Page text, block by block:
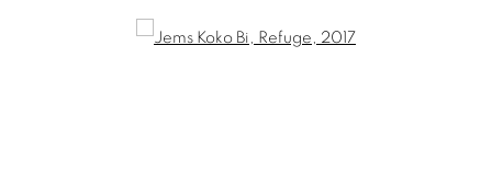
Open a larger version of the following image in a popup: